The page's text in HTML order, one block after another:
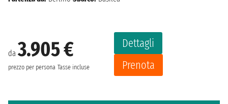
da3.905 €
prezzo per persona Tasse incluse
Dettagli
Prenota